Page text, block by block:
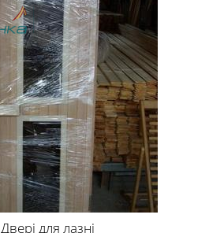
Двері для лазні